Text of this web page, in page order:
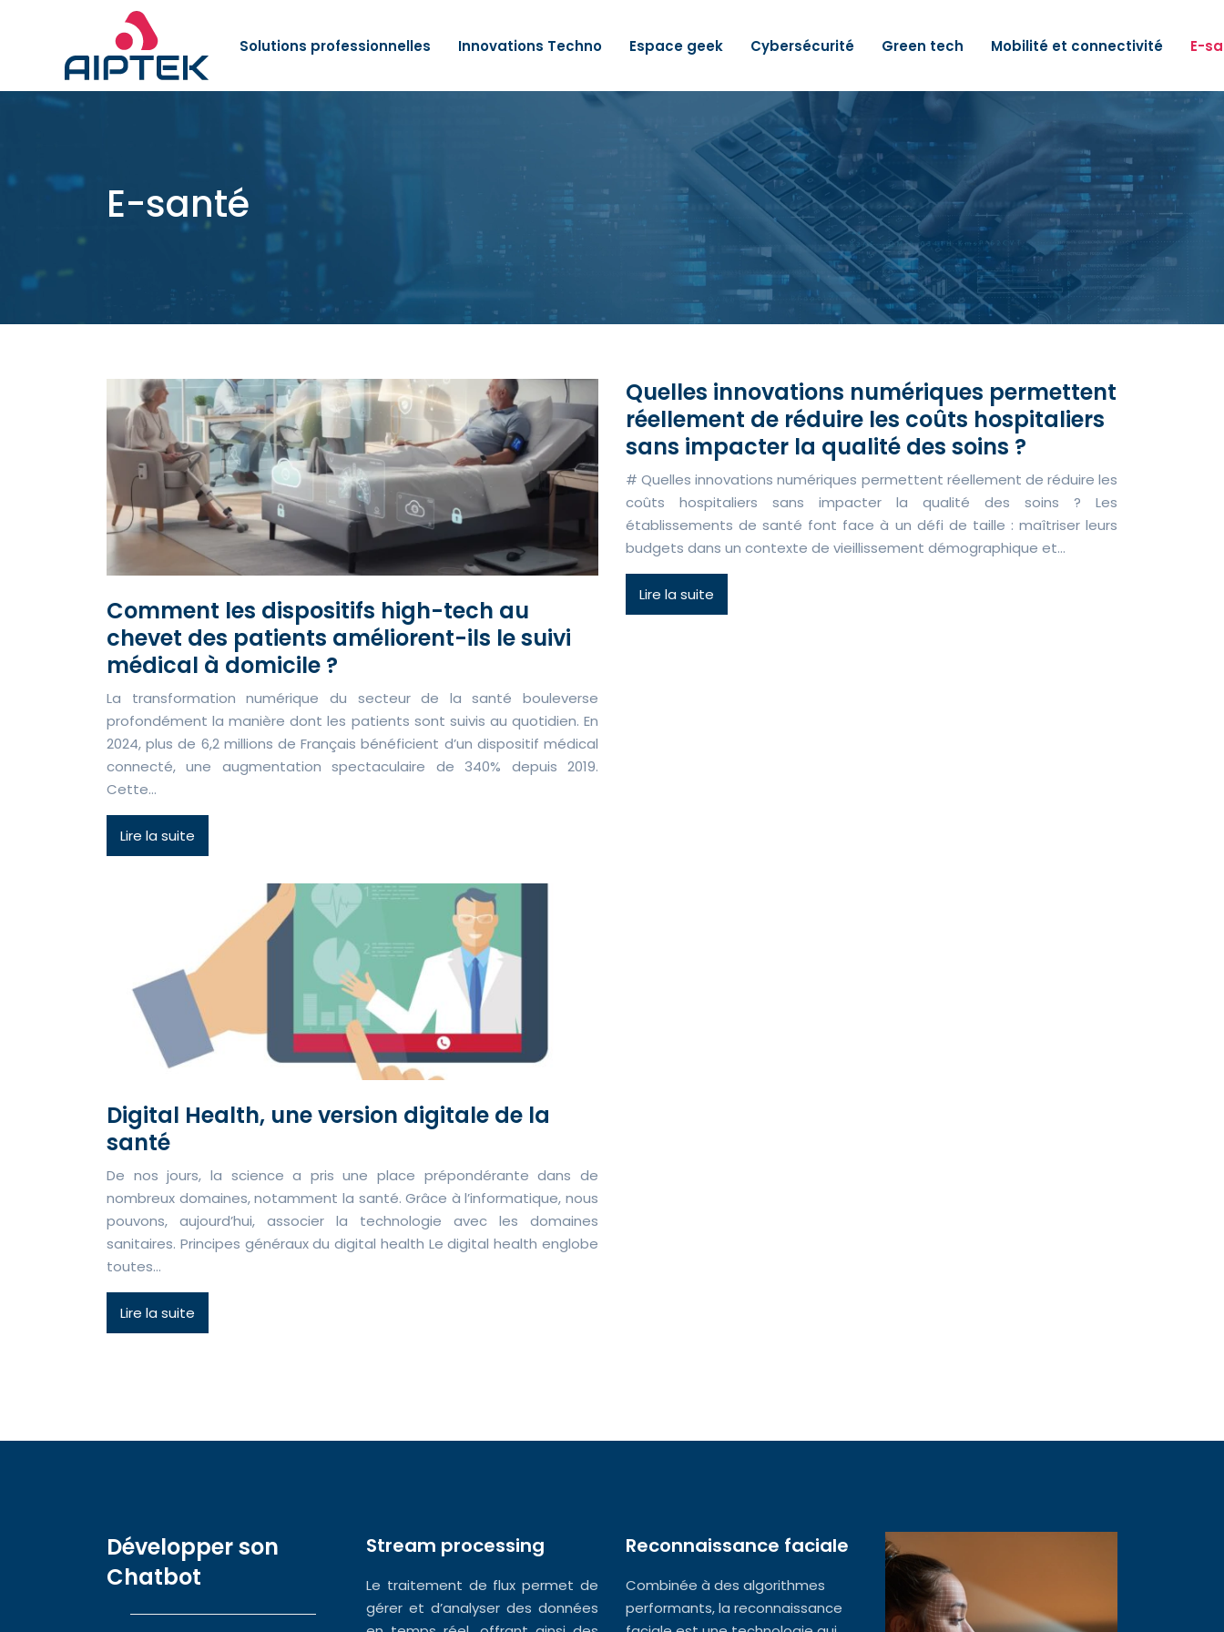
Solutions professionnelles Innovations Techno Espace geek Cybersécurité Green tech Mobilité et connectivité E-
E-santé
Comment les dispositifs high-tech au
chevet des patients améliorent-ils le suivi
médical à domicile ?
La transformation numérique du secteur de la santé bouleverse
profondément la manière dont les patients sont suivis au quotidien. En
2024, plus de 6,2 millions de Français bénéficient d’un dispositif médical
connecté, une augmentation spectaculaire de 340% depuis 2019.
Cette…
Lire la suite
Quelles innovations numériques permettent
réellement de réduire les coûts hospitaliers
sans impacter la qualité des soins ?
# Quelles innovations numériques permettent réellement de réduire les
coûts hospitaliers sans impacter la qualité des soins ? Les
établissements de santé font face à un défi de taille : maîtriser leurs
budgets dans un contexte de vieillissement démographique et…
Lire la suite
Digital Health, une version digitale de la
santé
De nos jours, la science a pris une place prépondérante dans de
nombreux domaines, notamment la santé. Grâce à l’informatique, nous
pouvons, aujourd’hui, associer la technologie avec les domaines
sanitaires. Principes généraux du digital health Le digital health englobe
toutes…
Lire la suite
Développer son
Chatbot
Stream processing
Le traitement de flux permet de
gérer et d’analyser des données
Reconnaissance faciale
Combinée à des algorithmes
performants, la reconnaissance